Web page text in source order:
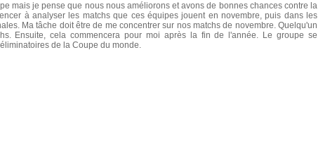
mais je pense que nous nous améliorons et avons de bonnes chances contre la
à analyser les matchs que ces équipes jouent en novembre, puis dans les
Ma tâche doit être de me concentrer sur nos matchs de novembre. Quelqu'un
Ensuite, cela commencera pour moi après la fin de l'année. Le groupe se
de la Coupe du monde.